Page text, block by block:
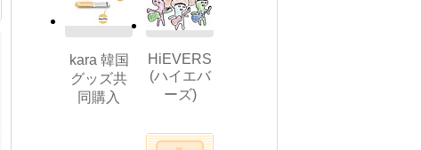
kara 韓国
グッズ共
同購入
HiEVERS
(ハイエバ
ーズ)